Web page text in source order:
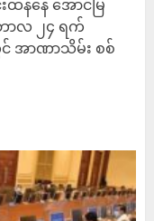
န်နေ အောင်မြ
ာလ ၂၄ ရက်
အာဏာသိမ်း စစ်